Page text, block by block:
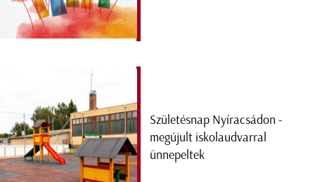
Születésnap Nyíracsádon -
megújult iskolaudvarral
ünnepeltek